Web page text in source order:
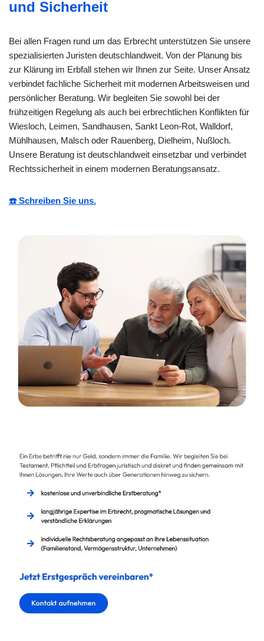
und Sicherheit
Bei allen Fragen rund um das Erbrecht unterstützen Sie unsere
spezialisierten Juristen deutschlandweit. Von der Planung bis
zur Klärung im Erbfall stehen wir Ihnen zur Seite. Unser Ansatz
verbindet fachliche Sicherheit mit modernen Arbeitsweisen und
persönlicher Beratung. Wir begleiten Sie sowohl bei der
frühzeitigen Regelung als auch bei erbrechtlichen Konflikten für
Wiesloch, Leimen, Sandhausen, Sankt Leon-Rot, Walldorf,
Mühlhausen, Malsch oder Rauenberg, Dielheim, Nußloch.
Unsere Beratung ist deutschlandweit einsetzbar und verbindet
Rechtssicherheit in einem modernen Beratungsansatz.
☎️ Schreiben Sie uns.